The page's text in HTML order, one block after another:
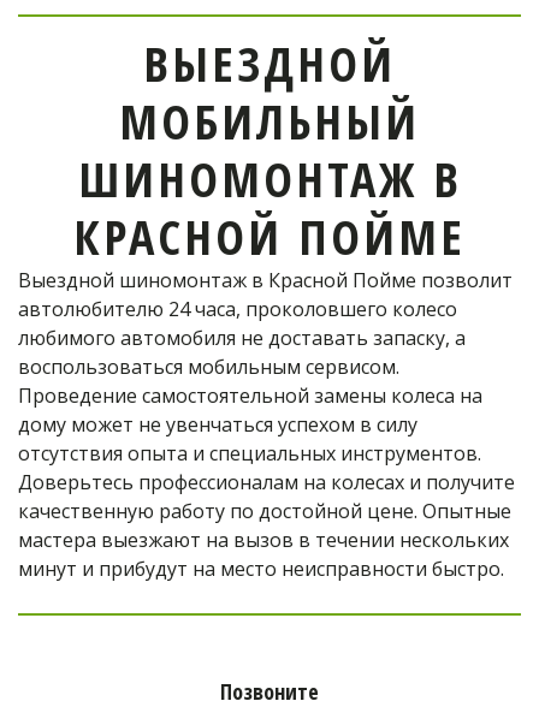
в Одинцово
отремонтирует шину!
Телефон оператора:
+7 (926) 976-03-37
ОФОРМИТЬ ЗАКАЗ
ВЫЕЗДНОЙ
МОБИЛЬНЫЙ
ШИНОМОНТАЖ В
КРАСНОЙ ПОЙМЕ
Выездной шиномонтаж в Красной Пойме позволит
автолюбителю 24 часа, проколовшего колесо
любимого автомобиля не доставать запаску, а
воспользоваться мобильным сервисом.
Проведение самостоятельной замены колеса на
дому может не увенчаться успехом в силу
отсутствия опыта и специальных инструментов.
Доверьтесь профессионалам на колесах и получите
качественную работу по достойной цене. Опытные
мастера выезжают на вызов в течении нескольких
минут и прибудут на место неисправности быстро.
Позвоните